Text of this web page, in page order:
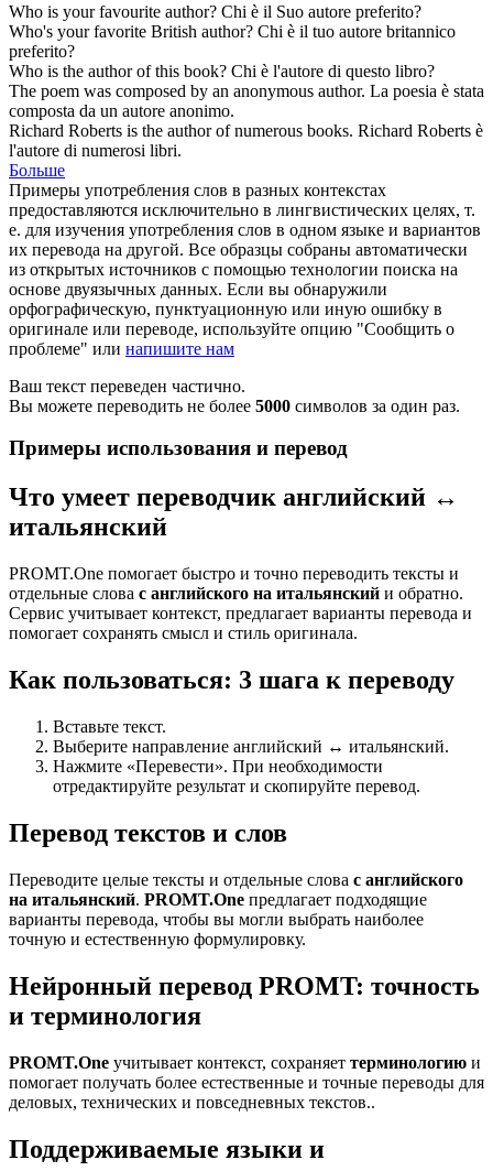
Who is your favourite author? Chi è il Suo autore preferito?
Who's your favorite British author? Chi è il tuo autore britannico
preferito?
Who is the authorof this book? Chi è l'autore di questo libro?
The poem was composed by an anonymous author. La poesia è stata
composta da un autore anonimo.
Richard Roberts is the authorof numerous books. Richard Roberts è
l'autore di numerosi libri.
Больше
Примеры употребления слов в разных контекстах
предоставляются исключительно в лингвистических целях, т.
е. для изучения употребления слов в одном языке и вариантов
их перевода на другой. Все образцы собраны автоматически
из открытых источников с помощью технологии поиска на
основе двуязычных данных. Если вы обнаружили
орфографическую, пунктуационную или иную ошибку в
оригинале или переводе, используйте опцию "Сообщить о
проблеме" или напишите нам
Ваш текст переведен частично.
Вы можете переводить не более 5000 символов за один раз.
Примеры использования и перевод
Что умеет переводчик английский ↔
итальянский
PROMT.One помогает быстро и точно переводить тексты и
отдельные слова с английского на итальянский и обратно.
Сервис учитывает контекст, предлагает варианты перевода и
помогает сохранять смысл и стиль оригинала.
Как пользоваться: 3 шага к переводу
Вставьте текст.
Выберите направление английский ↔ итальянский.
Нажмите «Перевести». При необходимости
отредактируйте результат и скопируйте перевод.
Перевод текстов и слов
Переводите целые тексты и отдельные слова с английского
на итальянский. PROMT.One предлагает подходящие
варианты перевода, чтобы вы могли выбрать наиболее
точную и естественную формулировку.
Нейронный перевод PROMT: точность
и терминология
PROMT.One учитывает контекст, сохраняет терминологию и
помогает получать более естественные и точные переводы для
деловых, технических и повседневных текстов..
Поддерживаемые языки и